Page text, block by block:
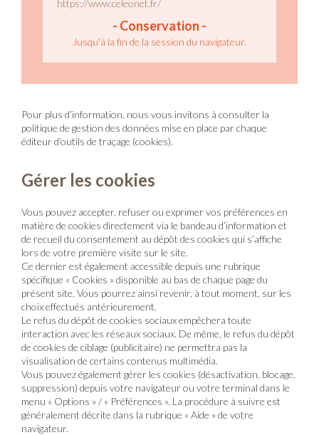
https://www.celeonet.fr/
Jusqu'à la fin de la session du navigateur.
Pour plus d’information, nous vous invitons à consulter la
politique de gestion des données mise en place par chaque
éditeur d’outils de traçage (cookies).
Gérer les cookies
Vous pouvez accepter, refuser ou exprimer vos préférences en
matière de cookies directement via le bandeau d’information et
de recueil du consentement au dépôt des cookies qui s’affiche
lors de votre première visite sur le site.
Ce dernier est également accessible depuis une rubrique
spécifique « Cookies » disponible au bas de chaque page du
présent site. Vous pourrez ainsi revenir, à tout moment, sur les
choix effectués antérieurement.
Le refus du dépôt de cookies sociaux empêchera toute
interaction avec les réseaux sociaux. De même, le refus du dépôt
de cookies de ciblage (publicitaire) ne permettra pas la
visualisation de certains contenus multimédia.
Vous pouvez également gérer les cookies (désactivation, blocage,
suppression) depuis votre navigateur ou votre terminal dans le
menu « Options » / « Préférences ». La procédure à suivre est
généralement décrite dans la rubrique « Aide » de votre
navigateur.